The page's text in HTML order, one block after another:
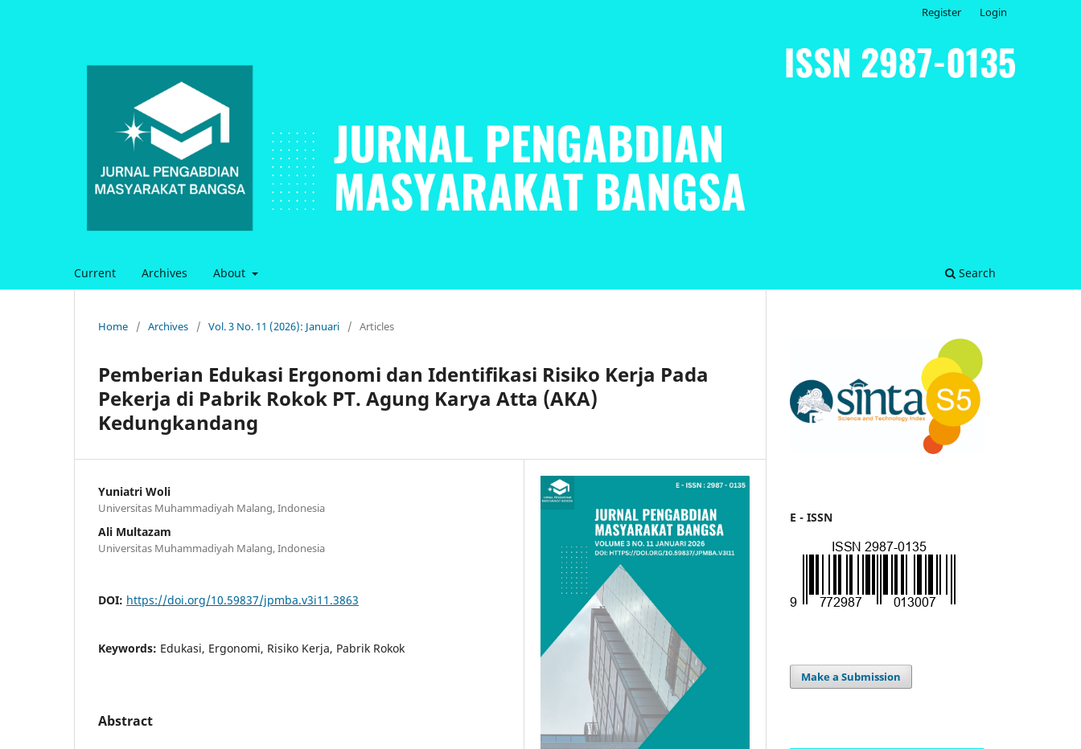
Current Archives About Search
Register Login
Home / Archives / Vol. 3 No. 11 (2026): Januari / Articles
Pemberian Edukasi Ergonomi dan Identifikasi Risiko Kerja Pada
Pekerja di Pabrik Rokok PT. Agung Karya Atta (AKA)
Kedungkandang
Yuniatri Woli
Universitas Muhammadiyah Malang, Indonesia
Ali Multazam
Universitas Muhammadiyah Malang, Indonesia
DOI: https://doi.org/10.59837/jpmba.v3i11.3863
Keywords: Edukasi, Ergonomi, Risiko Kerja, Pabrik Rokok
Abstract
E - ISSN
Make a Submission